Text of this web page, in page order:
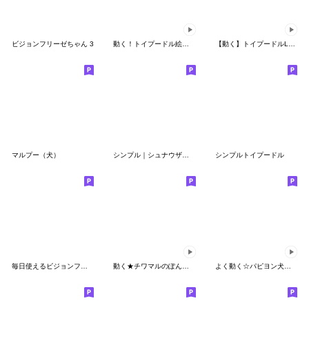
ビジョンフリーゼちゃん 3
マルプー（犬） シンプルトイプードル
毎日使えるビジョンフリーゼの絵文字 動く★チワマルのぽんちゃん(絵文字) よく動く☆パピヨン犬の絵文字